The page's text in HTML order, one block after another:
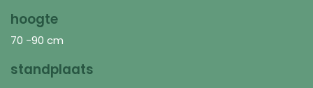
hoogte
70 -90 cm
standplaats